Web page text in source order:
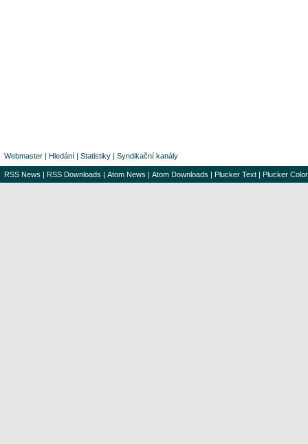
Webmaster | Hledání | Statistiky | Syndikační kanály
RSS News | RSS Downloads | Atom News | Atom Downloads | Plucker Text | Plucker Color